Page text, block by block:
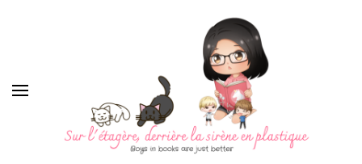
Sur l'étagère, derrière la
plastique